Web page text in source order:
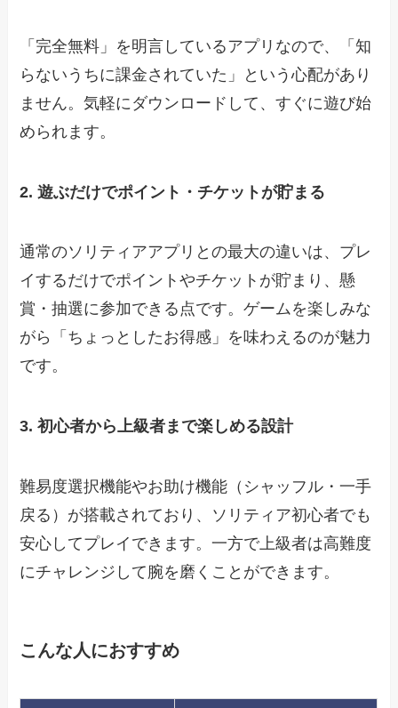
「完全無料」を明言しているアプリなので、「知
らないうちに課金されていた」という心配があり
ません。気軽にダウンロードして、すぐに遊び始
められます。
2. 遊ぶだけでポイント・チケットが貯まる
通常のソリティアアプリとの最大の違いは、プレ
イするだけでポイントやチケットが貯まり、懸
賞・抽選に参加できる点です。ゲームを楽しみな
がら「ちょっとしたお得感」を味わえるのが魅力
です。
3. 初心者から上級者まで楽しめる設計
難易度選択機能やお助け機能（シャッフル・一手
戻る）が搭載されており、ソリティア初心者でも
安心してプレイできます。一方で上級者は高難度
にチャレンジして腕を磨くことができます。
こんな人におすすめ